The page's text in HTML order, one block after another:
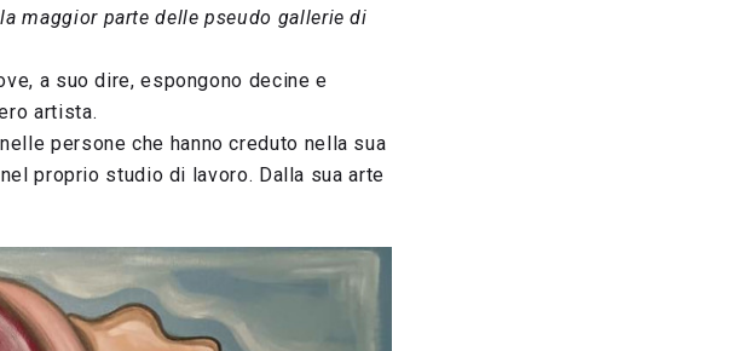
maggior parte delle pseudo gallerie di
a suo dire, espongono decine e
artista.
persone che hanno creduto nella sua
proprio studio di lavoro. Dalla sua arte